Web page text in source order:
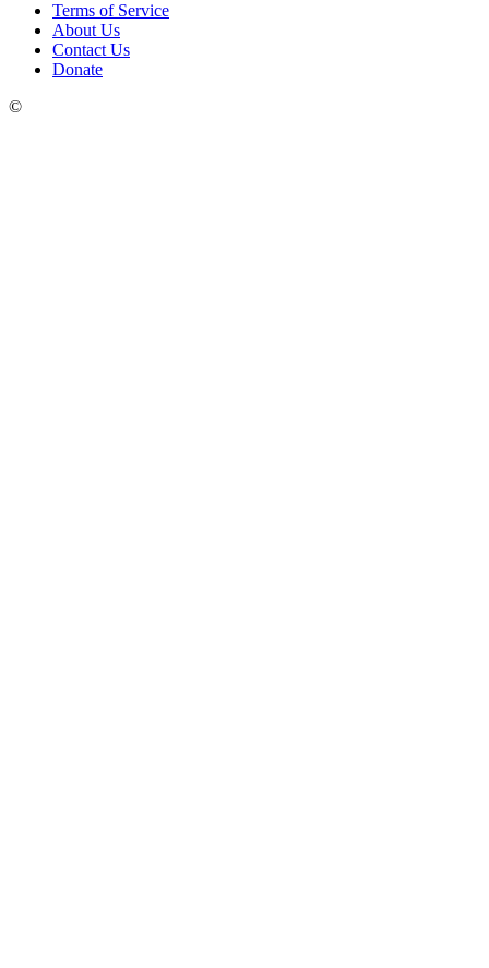
Terms of Service
About Us
Contact Us
Donate
©